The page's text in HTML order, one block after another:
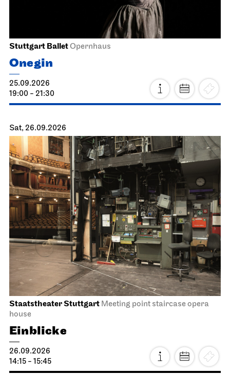
Stuttgart BalletOpernhaus
Onegin
25.09.2026
19:00 - 21:30
Sat, 26.09.2026
Staatstheater Stuttgart Meeting point staircase opera
house
Einblicke
26.09.2026
14:15 - 15:45